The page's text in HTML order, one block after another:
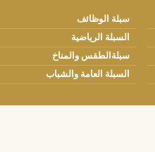
سبلة الوظائف
السبلة الرياضية
سبلةالطقس والمناخ
السبلة العامة والشباب